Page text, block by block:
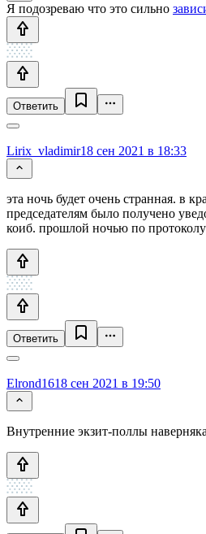
Я подозреваю что это сильно
Ответить
Lirix_vladimir18 сен 2021 в 18:33
эта ночь будет очень странная. в
председателям было получено
коиб. прошлой ночью по
Ответить
Elrond1618 сен 2021 в 19:50
Внутренние экзит-поллы